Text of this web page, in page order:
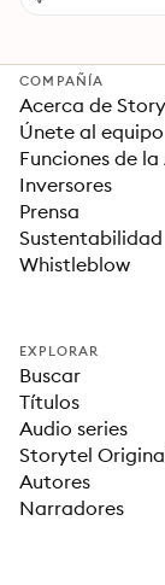
COMPAÑÍA
Acerca de
Únete al equipo
Funciones de la
Inversores
Prensa
Sustentabilidad
Whistleblow
EXPLORAR
Buscar
Títulos
Audio series
Storytel
Autores
Narradores